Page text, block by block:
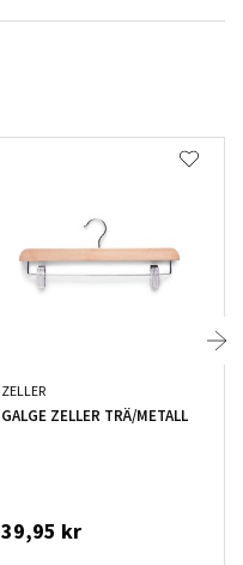
ZELLER
GALGE ZELLER TRÄ/METALL
39,95 kr